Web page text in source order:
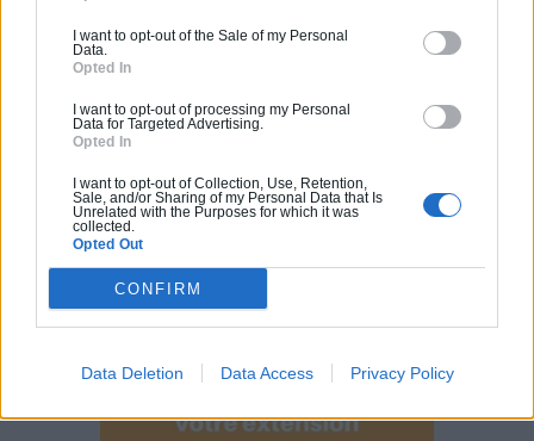
I want to opt-out of the Sale of my Personal
Data.
Opted In
I want to opt-out of processing my Personal
Data for Targeted Advertising.
Opted In
I want to opt-out of Collection, Use, Retention,
Sale, and/or Sharing of my Personal Data that Is
Unrelated with the Purposes for which it was
collected.
Opted Out
CONFIRM
Data Deletion Data Access Privacy Policy
Calculette Extension